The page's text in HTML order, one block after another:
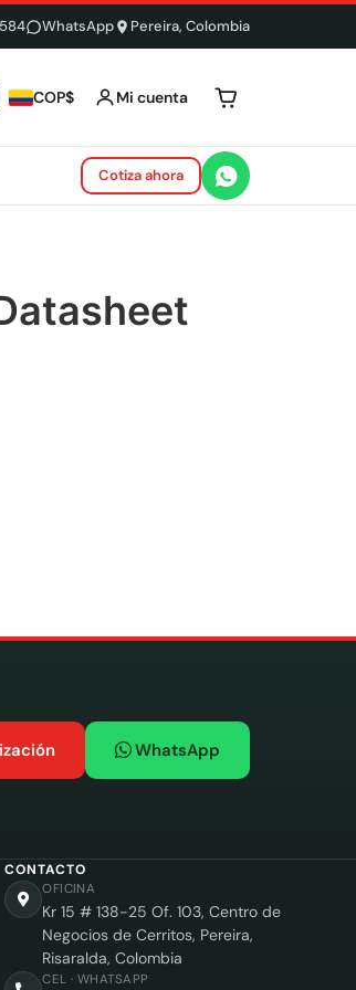
WhatsApp Pereira, Colombia
COP$ Mi cuenta Tu carrito está
Cotiza ahora
WhatsApp
CONTACTO
OFICINA
Kr 15 # 138-25 Of. 103, Centro de
Negocios de Cerritos, Pereira,
Risaralda, Colombia
CEL · WHATSAPP